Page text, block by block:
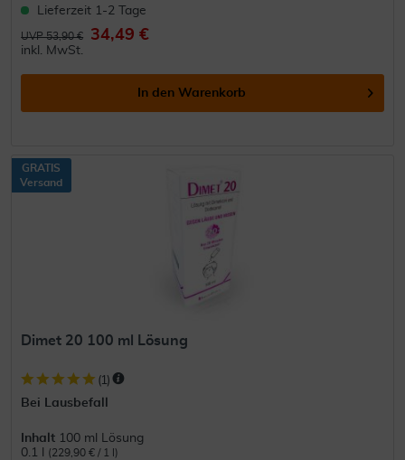
Lieferzeit 1-2 Tage
UVP 53,90 € 34,49 €
inkl. MwSt.
In den Warenkorb
GRATIS
Versand
Dimet 20 100 ml Lösung
(1)
Bei Lausbefall
Inhalt 100 ml Lösung
0.1 l
(229,90 € / 1 l)